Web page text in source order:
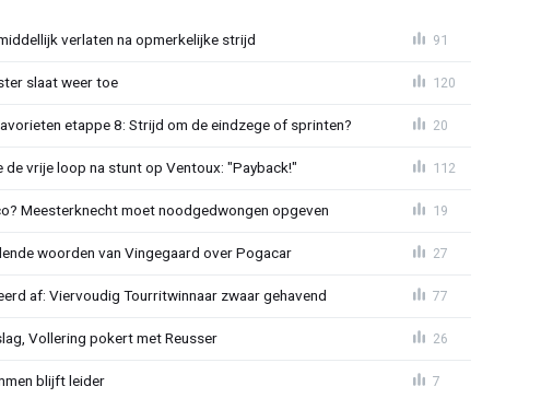
verlaten na opmerkelijke strijd 91
slaat weer toe 120
etappe 8: Strijd om de eindzege of sprinten? 20
vrije loop na stunt op Ventoux: "Payback!" 112
Meesterknecht moet noodgedwongen opgeven 19
woorden van Vingegaard over Pogacar 27
af: Viervoudig Tourritwinnaar zwaar gehavend 77
Vollering pokert met Reusser 26
blijft leider 7